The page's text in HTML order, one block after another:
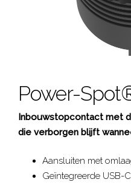
Power-
Inbouwstopcontact met
die verborgen blijft
Aansluiten met
Geïntegreerde USB-